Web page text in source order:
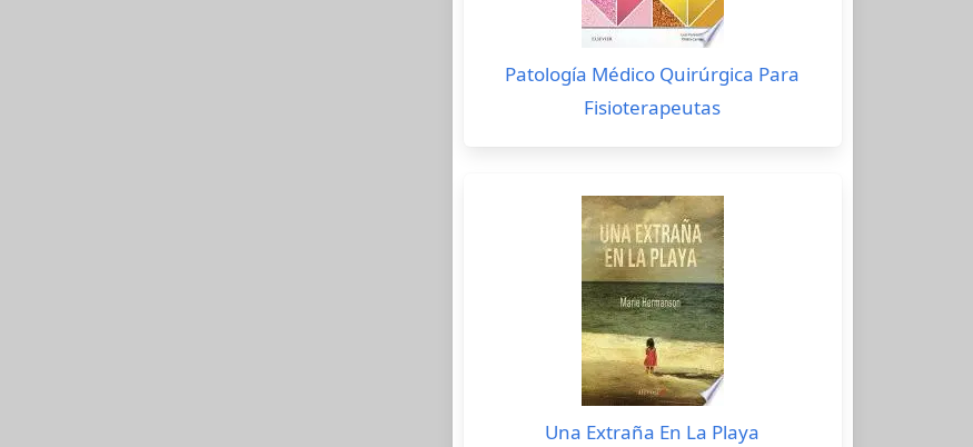
Patología Médico Quirúrgica Para
Fisioterapeutas
Una Extraña En La Playa